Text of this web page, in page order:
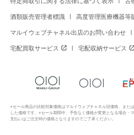
酒類販売管理者標識 高度管理医療機器等
マルイウェブチャネル出店のお問い合わせ
宅配買取サービス 宅配収納サービス
※セール商品の比較対象価格はマルイウェブチャネル旧価格、また
した価格です。※セール期間中、予告なく価格が変更となる場合・
支払いはご注文時の価格となりますのでご了承ください。